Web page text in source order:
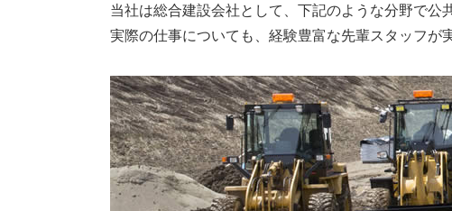
当社は総合建設会社として、下記のような分野で公
実際の仕事についても、経験豊富な先輩スタッフが